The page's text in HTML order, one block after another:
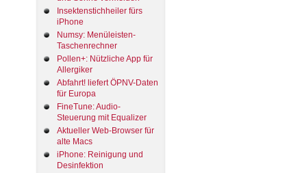
Insektenstichheiler fürs
iPhone
Numsy: Menüleisten-
Taschenrechner
Pollen+: Nützliche App für
Allergiker
Abfahrt! liefert ÖPNV-Daten
für Europa
FineTune: Audio-
Steuerung mit Equalizer
Aktueller Web-Browser für
alte Macs
iPhone: Reinigung und
Desinfektion